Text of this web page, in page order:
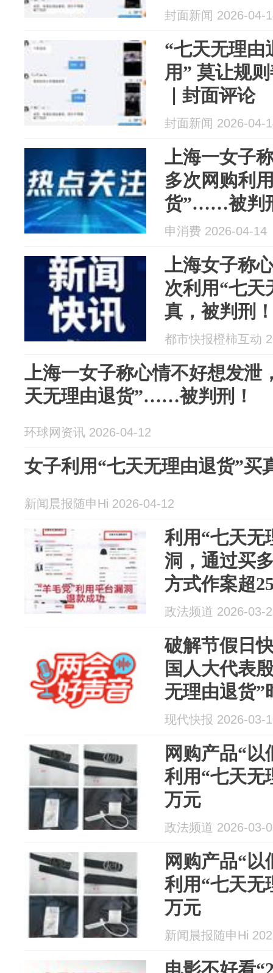
封面新闻 2026-04-
“七天无理由
用” 莫让规
｜封面评论
封面新闻 2026-04-
上海一女子
多次网购利
货”……被判
申消费 2026-04-14
上海女子称
次利用“七天
真，被判刑
都市快报橙柿互动
上海一女子称心情不好想发泄
天无理由退货”……被判刑！
环球网资讯 2026-04-12
女子利用“七天无理由退货”买
新闻晨报随申Hi 2026-04-12
利用“七天无
洞，通过买
方式作案超
获20人
政法频道 2026-03-
破解节假日
国人大代表
无理由退货”
现代快报 2026-03-
网购产品“
利用“七天无
万元
政法频道 2026-03-
网购产品“
利用“七天无
万元
新闻晨报随申Hi